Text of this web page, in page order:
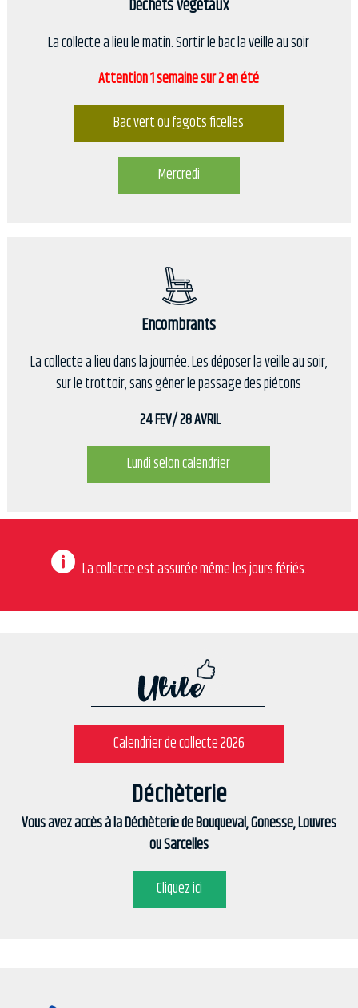
Déchets végétaux
La collecte a lieu le matin. Sortir le bac la veille au soir
Attention 1 semaine sur 2 en été
Bac vert ou fagots ficelles
Mercredi
Encombrants
La collecte a lieu dans la journée. Les déposer la veille au soir,
sur le trottoir, sans gêner le passage des piétons
24 FEV/ 28 AVRIL
Lundi selon calendrier
La collecte est assurée même les jours fériés.
Calendrier de collecte 2026
Déchèterie
Vous avez accès à la Déchèterie de Bouqueval, Gonesse, Louvres
ou Sarcelles
Cliquez ici